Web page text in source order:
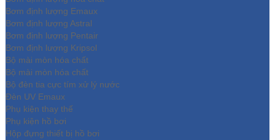
Bơm định lượng Emaux
Bơm định lượng Astral
Bơm định lượng Pentair
Bơm định lượng Kripsol
Bộ mài mòn hóa chất
Bộ mài mòn hóa chất
Bộ đèn tia cực tím xử lý nước
Đèn UV Emaux
Phụ kiện thay thế
Phụ kiện hồ bơi
Hộp đựng thiết bị hồ bơi